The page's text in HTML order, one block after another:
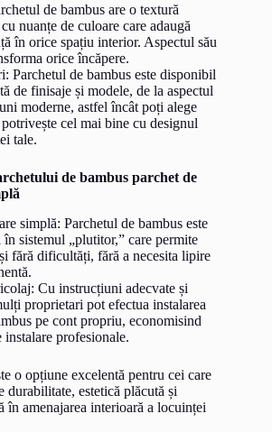
de bambus are o textură
nuanțe de culoare care adaugă
în orice spațiu interior. Aspectul său
orice încăpere.
Parchetul de bambus este disponibil
de finisaje și modele, de la aspectul
moderne, astfel încât poți alege
cel mai bine cu designul
tale.
de bambus parchet de
simplă: Parchetul de bambus este
în sistemul „plutitor,” care permite
fără dificultăți, fără a necesita lipire
Cu instrucțiuni adecvate și
proprietari pot efectua instalarea
pe cont propriu, economisind
instalare profesionale.
o opțiune excelentă pentru cei care
durabilitate, estetică plăcută și
în amenajarea interioară a locuinței